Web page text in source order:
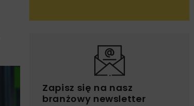
Zapisz się na nasz
branżowy newsletter